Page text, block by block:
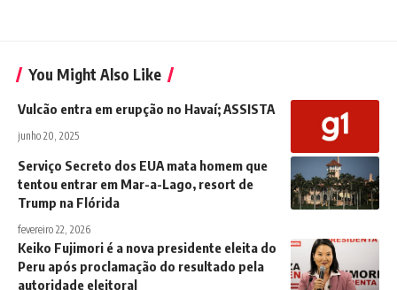
You Might Also Like
Vulcão entra em erupção no Havaí; ASSISTA
junho 20, 2025
Serviço Secreto dos EUA mata homem que
tentou entrar em Mar-a-Lago, resort de
Trump na Flórida
fevereiro 22, 2026
Keiko Fujimori é a nova presidente eleita do
Peru após proclamação do resultado pela
autoridade eleitoral